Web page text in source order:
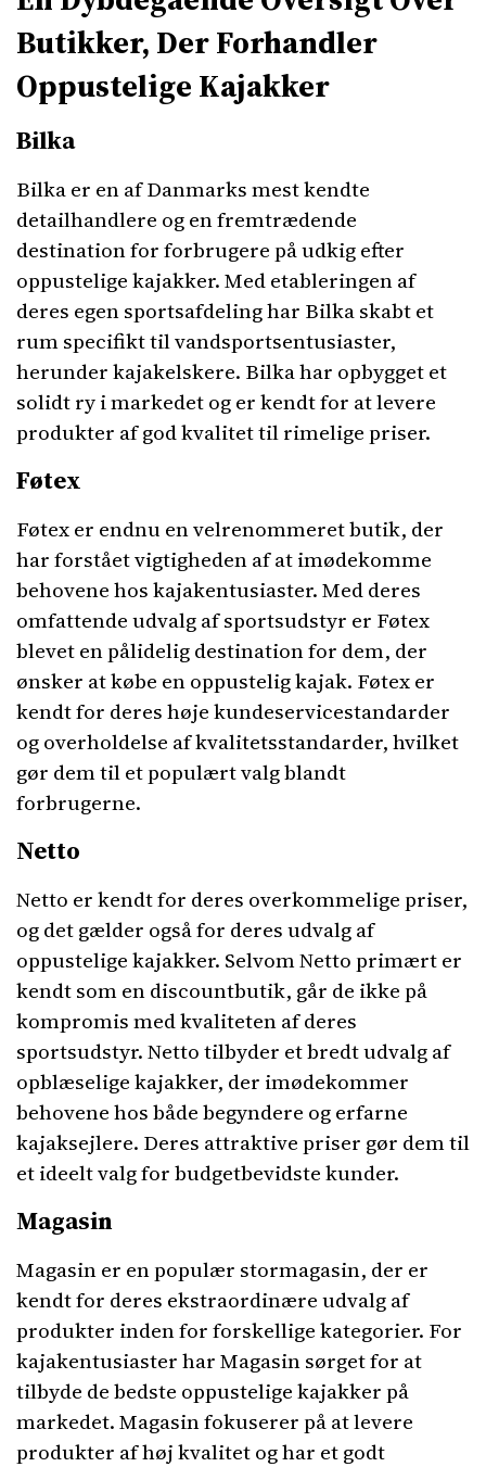
Butikker, Der Forhandler
Oppustelige Kajakker
Bilka
Bilka er en af Danmarks mest kendte
detailhandlere og en fremtrædende
destination for forbrugere på udkig efter
oppustelige kajakker. Med etableringen af
deres egen sportsafdeling har Bilka skabt et
rum specifikt til vandsportsentusiaster,
herunder kajakelskere. Bilka har opbygget et
solidt ry i markedet og er kendt for at levere
produkter af god kvalitet til rimelige priser.
Føtex
Føtex er endnu en velrenommeret butik, der
har forstået vigtigheden af at imødekomme
behovene hos kajakentusiaster. Med deres
omfattende udvalg af sportsudstyr er Føtex
blevet en pålidelig destination for dem, der
ønsker at købe en oppustelig kajak. Føtex er
kendt for deres høje kundeservicestandarder
og overholdelse af kvalitetsstandarder, hvilket
gør dem til et populært valg blandt
forbrugerne.
Netto
Netto er kendt for deres overkommelige priser,
og det gælder også for deres udvalg af
oppustelige kajakker. Selvom Netto primært er
kendt som en discountbutik, går de ikke på
kompromis med kvaliteten af deres
sportsudstyr. Netto tilbyder et bredt udvalg af
opblæselige kajakker, der imødekommer
behovene hos både begyndere og erfarne
kajaksejlere. Deres attraktive priser gør dem til
et ideelt valg for budgetbevidste kunder.
Magasin
Magasin er en populær stormagasin, der er
kendt for deres ekstraordinære udvalg af
produkter inden for forskellige kategorier. For
kajakentusiaster har Magasin sørget for at
tilbyde de bedste oppustelige kajakker på
markedet. Magasin fokuserer på at levere
produkter af høj kvalitet og har et godt